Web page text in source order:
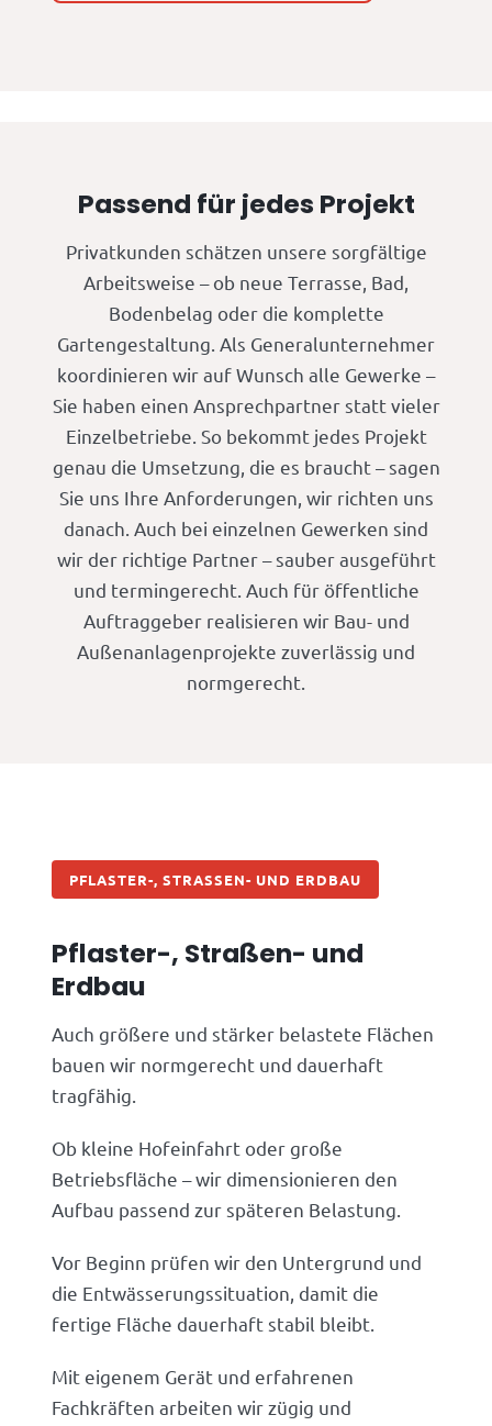
Passend für jedes Projekt
Privatkunden schätzen unsere sorgfältige
Arbeitsweise – ob neue Terrasse, Bad,
Bodenbelag oder die komplette
Gartengestaltung. Als Generalunternehmer
koordinieren wir auf Wunsch alle Gewerke –
Sie haben einen Ansprechpartner statt vieler
Einzelbetriebe. So bekommt jedes Projekt
genau die Umsetzung, die es braucht – sagen
Sie uns Ihre Anforderungen, wir richten uns
danach. Auch bei einzelnen Gewerken sind
wir der richtige Partner – sauber ausgeführt
und termingerecht. Auch für öffentliche
Auftraggeber realisieren wir Bau- und
Außenanlagenprojekte zuverlässig und
normgerecht.
PFLASTER-, STRASSEN- UND ERDBAU
Pflaster-, Straßen- und
Erdbau
Auch größere und stärker belastete Flächen
bauen wir normgerecht und dauerhaft
tragfähig.
Ob kleine Hofeinfahrt oder große
Betriebsfläche – wir dimensionieren den
Aufbau passend zur späteren Belastung.
Vor Beginn prüfen wir den Untergrund und
die Entwässerungssituation, damit die
fertige Fläche dauerhaft stabil bleibt.
Mit eigenem Gerät und erfahrenen
Fachkräften arbeiten wir zügig und